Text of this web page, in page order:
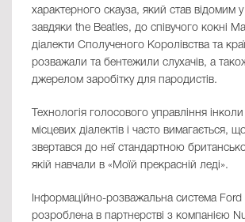
характерного скауза, який став відомим у
завдяки the Beatles, до співучого кокні
діалекти Сполученого Королівства та
розважали та бентежили слухачів, а
джерелом заробітку для пародистів.
Технологія голосового управління
місцевих діалектів і часто вимагається,
звертався до неї стандартною
якій навчали в «Моїй прекрасній леді».
Інформаційно-розважальна система Ford
розроблена в партнерстві з компанією